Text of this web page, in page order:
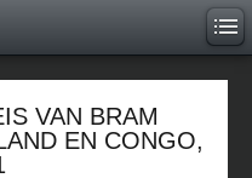
VAN BRAM
EN CONGO,